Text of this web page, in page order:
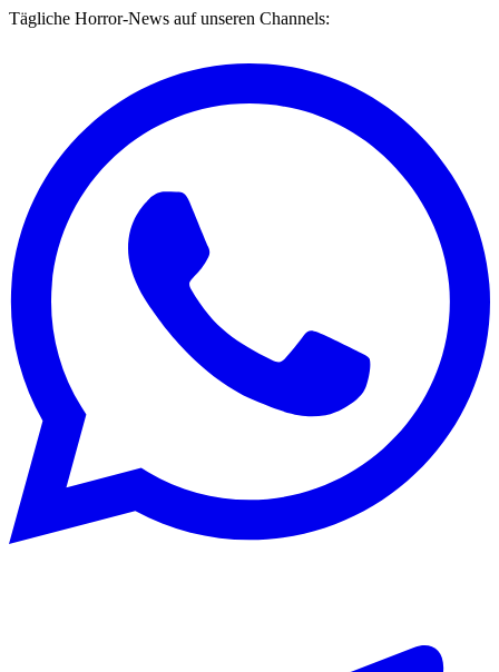
Tägliche Horror-News auf unseren Channels: